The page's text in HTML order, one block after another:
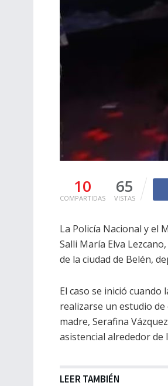
10
COMPARTIDAS
65
VISTAS
La Policía Nacional y el
Salli María Elva
de la ciudad de Belén,
El caso se inició
realizarse un estudio
madre, Serafina
asistencial alrededor de
LEER TAMBIÉN